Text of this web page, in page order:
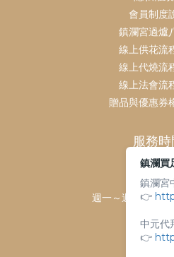
會員制度
鎮瀾宮過爐
線上供花流
線上代燒流
線上法會流
贈品與優惠券
服務時
客服時
週一～週日 上午9
04-
鎮瀾買
鎮瀾宮
👉
中元代
👉